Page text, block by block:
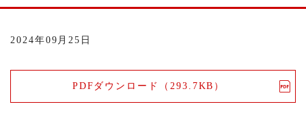
2024年09月25日
PDFダウンロード（293.7KB）